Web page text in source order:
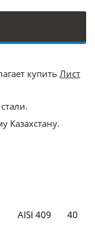
купить Лист
Казахстану.
AISI 409 40